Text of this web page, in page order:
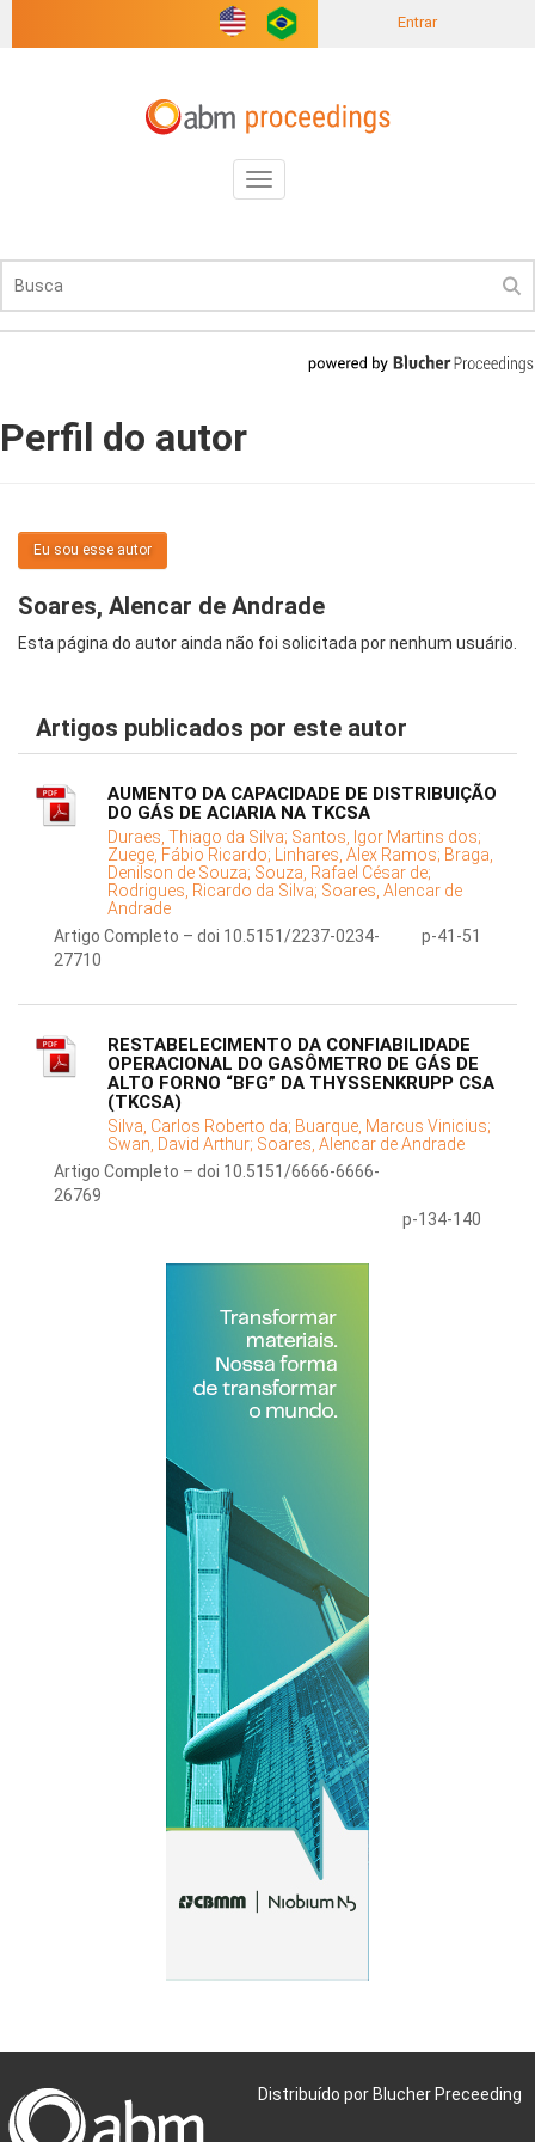
Entrar
Toggle
navigation
Perfil do autor
Eu sou esse autor
Soares, Alencar de Andrade
Esta página do autor ainda não foi solicitada por nenhum usuário.
Artigos publicados por este autor
AUMENTO DA CAPACIDADE DE DISTRIBUIÇÃO
DO GÁS DE ACIARIA NA TKCSA
Duraes, Thiago da Silva; Santos, Igor Martins dos;
Zuege, Fábio Ricardo; Linhares, Alex Ramos; Braga,
Denilson de Souza; Souza, Rafael César de;
Rodrigues, Ricardo da Silva; Soares, Alencar de
Andrade
Artigo Completo – doi 10.5151/2237-0234-
27710
p-41-51
RESTABELECIMENTO DA CONFIABILIDADE
OPERACIONAL DO GASÔMETRO DE GÁS DE
ALTO FORNO “BFG” DA THYSSENKRUPP CSA
(TKCSA)
Silva, Carlos Roberto da; Buarque, Marcus Vinicius;
Swan, David Arthur; Soares, Alencar de Andrade
Artigo Completo – doi 10.5151/6666-6666-
26769
p-134-140
Distribuído por Blucher Preceeding